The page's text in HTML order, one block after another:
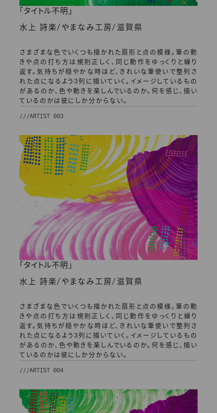
「タイトル不明」
水上 詩楽/ やまなみ工房/ 滋賀県
さまざまな色でいくつも描かれた扇形と点の模様。筆の動
きや点の打ち方は規則正しく、同じ動作をゆっくりと繰り
返す。気持ちが穏やかな時ほど、きれいな筆使いで整列さ
れた点になるよう3列に描いていく。イメージしているもの
があるのか、色や動きを楽しんでいるのか。何を感じ、描い
ているのかは彼にしか分からない。
///ARTIST 003
「タイトル不明」
水上 詩楽/ やまなみ工房/ 滋賀県
さまざまな色でいくつも描かれた扇形と点の模様。筆の動
きや点の打ち方は規則正しく、同じ動作をゆっくりと繰り
返す。気持ちが穏やかな時ほど、きれいな筆使いで整列さ
れた点になるよう3列に描いていく。イメージしているもの
があるのか、色や動きを楽しんでいるのか。何を感じ、描い
ているのかは彼にしか分からない。
///ARTIST 004